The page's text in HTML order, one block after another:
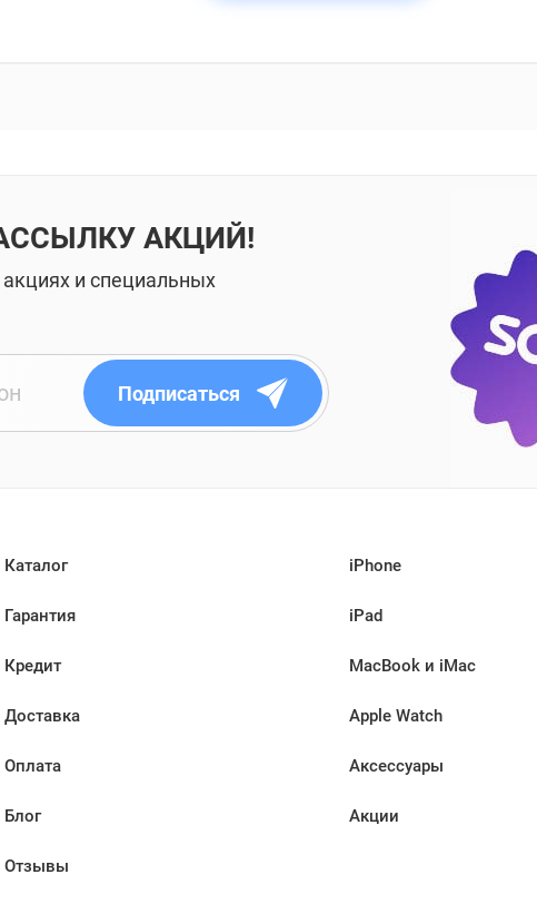
АКЦИЙ!
и специальных
Подписаться
Каталог
Гарантия
Кредит
Доставка
Оплата
Блог
Отзывы
iPhone
iPad
MacBook и iMac
Apple Watch
Аксессуары
Акции